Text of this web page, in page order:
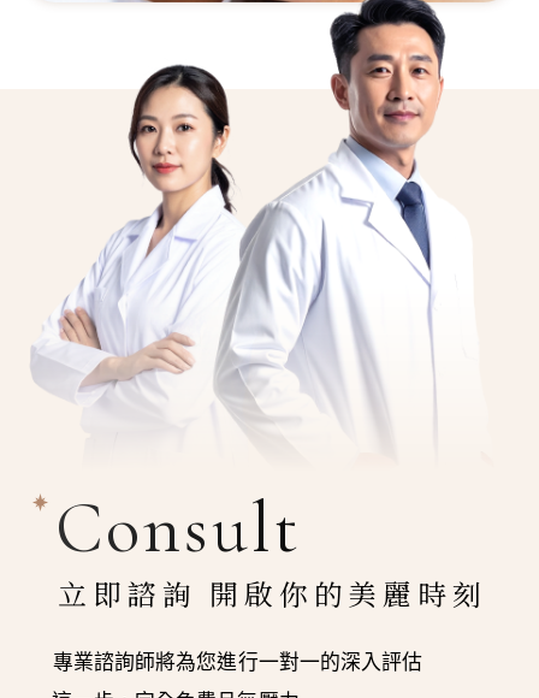
Consult
立即諮詢 開啟你的美麗時刻
專業諮詢師將為您進行一對一的深入評估